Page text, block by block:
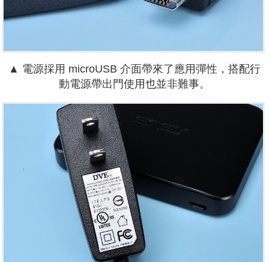
▲ 電源採用 microUSB 介面帶來了應用彈性，搭配行
動電源帶出門使用也並非難事。